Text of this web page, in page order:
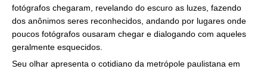
fotógrafos chegaram, revelando do escuro as luzes, fazendo
dos anônimos seres reconhecidos, andando por lugares onde
poucos fotógrafos ousaram chegar e dialogando com aqueles
geralmente esquecidos.
Seu olhar apresenta o cotidiano da metrópole paulistana em